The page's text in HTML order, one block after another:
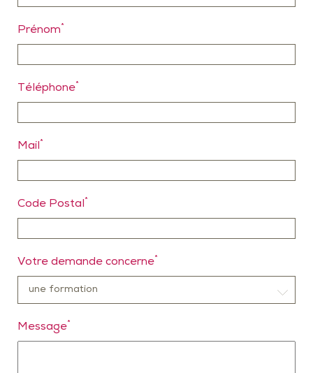
Prénom*
Téléphone*
Mail *
Code Postal *
Votre demande concerne*
Message*